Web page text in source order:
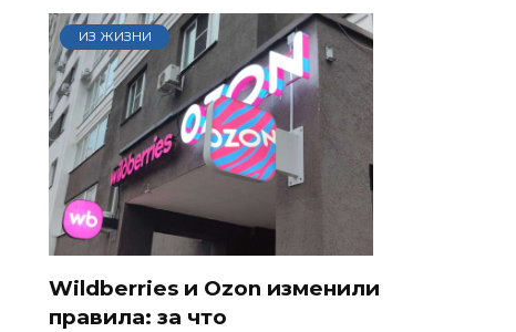
ИЗ ЖИЗНИ
Wildberries и Ozon изменили
правила: за что